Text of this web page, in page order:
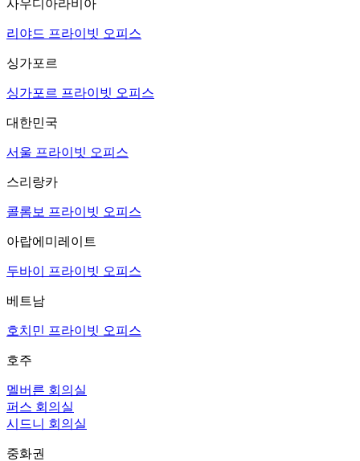
사우디아라비아
리야드 프라이빗 오피스
싱가포르
싱가포르 프라이빗 오피스
대한민국
서울 프라이빗 오피스
스리랑카
콜롬보 프라이빗 오피스
아랍에미레이트
두바이 프라이빗 오피스
베트남
호치민 프라이빗 오피스
호주
멜버른 회의실
퍼스 회의실
시드니 회의실
중화권